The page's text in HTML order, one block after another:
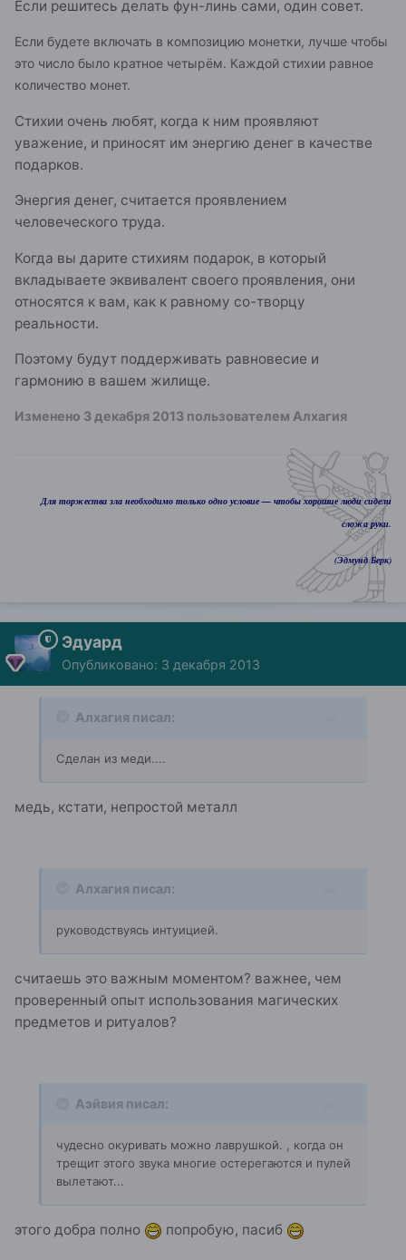
Если решитесь делать фун-линь сами, один совет.
Если будете включать в композицию монетки, лучше чтобы
это число было кратное четырём. Каждой стихии равное
количество монет.
Стихии очень любят, когда к ним проявляют
уважение, и приносят им энергию денег в качестве
подарков.
Энергия денег, считается проявлением
человеческого труда.
Когда вы дарите стихиям подарок, в который
вкладываете эквивалент своего проявления, они
относятся к вам, как к равному со-творцу
реальности.
Поэтому будут поддерживать равновесие и
гармонию в вашем жилище.
Изменено 3 декабря 2013 пользователем Алхагия
Для торжества зла необходимо только одно условие — чтобы хорошие люди сидели
сложа руки.
(Эдмунд Берк)
Эдуард
Опубликовано: 3 декабря 2013
Алхагия писал:
Сделан из меди....
медь, кстати, непростой металл
Алхагия писал:
руководствуясь интуицией.
считаешь это важным моментом? важнее, чем
проверенный опыт использования магических
предметов и ритуалов?
Аэйвия писал:
чудесно окуривать можно лаврушкой. , когда он
трещит этого звука многие остерегаются и пулей
вылетают...
этого добра полно попробую, пасиб